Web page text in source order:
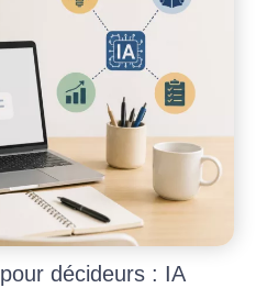
décideurs : IA